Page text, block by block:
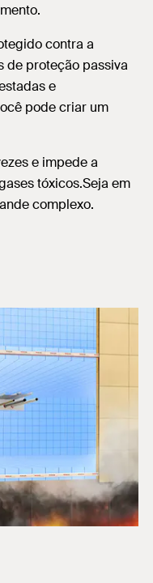
contra a
de proteção passiva
e
pode criar um
e impede a
tóxicos.Seja em
complexo.